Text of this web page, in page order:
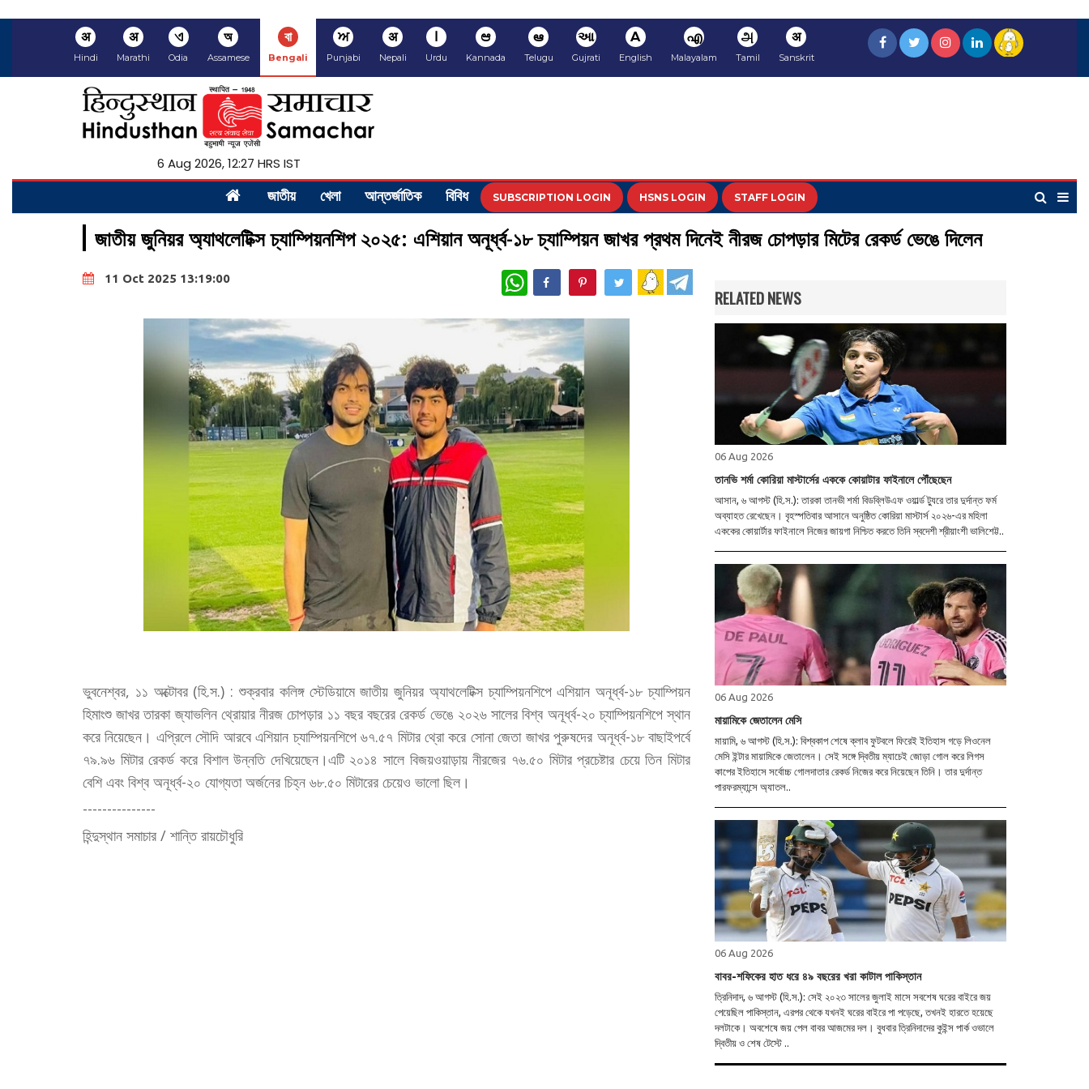
अ
Hindi
अ
Marathi
ଏ
Odia
অ
Assamese
বা
Bengali
ਅ
Punjabi
अ
Nepali
ا
Urdu
ಆ
Kannada
ఆ
Telugu
આ
Gujrati
A
English
എ
Malayalam
அ
Tamil
अ
Sanskrit
6 Aug 2026, 12:27 HRS IST
জাতীয় খেলা আন্তর্জাতিক বিবিধ SUBSCRIPTION LOGIN HSNS LOGIN STAFF LOGIN
জাতীয় জুনিয়র অ্যাথলেটিক্স চ্যাম্পিয়নশিপ ২০২৫: এশিয়ান অনূর্ধ্ব-১৮ চ্যাম্পিয়ন জাখর প্রথম দিনেই নীরজ চোপড়ার মিটের রেকর্ড ভেঙে দিলেন
11 Oct 2025 13:19:00 WhatsApp
ভুবনেশ্বর, ১১ অক্টোবর (হি.স.) : শুক্রবার কলিঙ্গ স্টেডিয়ামে জাতীয় জুনিয়র অ্যাথলেটিক্স চ্যাম্পিয়নশিপে এশিয়ান অনূর্ধ্ব-১৮ চ্যাম্পিয়ন
হিমাংশু জাখর তারকা জ্যাভলিন থ্রোয়ার নীরজ চোপড়ার ১১ বছর বছরের রেকর্ড ভেঙে ২০২৬ সালের বিশ্ব অনূর্ধ্ব-২০ চ্যাম্পিয়নশিপে স্থান
করে নিয়েছেন। এপ্রিলে সৌদি আরবে এশিয়ান চ্যাম্পিয়নশিপে ৬৭.৫৭ মিটার থ্রো করে সোনা জেতা জাখর পুরুষদের অনূর্ধ্ব-১৮ বাছাইপর্বে
৭৯.৯৬ মিটার রেকর্ড করে বিশাল উন্নতি দেখিয়েছেন।এটি ২০১৪ সালে বিজয়ওয়াড়ায় নীরজের ৭৬.৫০ মিটার প্রচেষ্টার চেয়ে তিন মিটার
বেশি এবং বিশ্ব অনূর্ধ্ব-২০ যোগ্যতা অর্জনের চিহ্ন ৬৮.৫০ মিটারের চেয়েও ভালো ছিল।
---------------
হিন্দুস্থান সমাচার / শান্তি রায়চৌধুরি
RELATED NEWS
06 Aug 2026
তানভি শর্মা কোরিয়া মাস্টার্সের এককে কোয়াটার ফাইনালে পৌঁছেছেন
আসান, ৬ আগস্ট (হি.স.): তারকা তানভী শর্মা বিডব্লিউএফ ওয়ার্ল্ড ট্যুরে তার দুর্দান্ত ফর্ম
অব্যাহত রেখেছেন। বৃহস্পতিবার আসানে অনুষ্ঠিত কোরিয়া মাস্টার্স ২০২৬-এর মহিলা
এককের কোয়ার্টার ফাইনালে নিজের জায়গা নিশ্চিত করতে তিনি স্বদেশী শ্রীয়াংশী ভালিশেট্ট..
06 Aug 2026
মায়ামিকে জেতালেন মেসি
মায়ামি, ৬ আগস্ট (হি.স.): বিশ্বকাপ শেষে ক্লাব ফুটবলে ফিরেই ইতিহাস গড়ে লিওনেল
মেসি ইন্টার মায়ামিকে জেতালেন। সেই সঙ্গে দ্বিতীয় ম্যাচেই জোড়া গোল করে লিগস
কাপের ইতিহাসে সর্বোচ্চ গোলদাতার রেকর্ড নিজের করে নিয়েছেন তিনি। তার দুর্দান্ত
পারফরম্যান্সে অ্যাতল..
06 Aug 2026
বাবর-শফিকের হাত ধরে ৪৯ বছরের খরা কাটাল পাকিস্তান
ত্রিনিদাদ, ৬ আগস্ট (হি.স.): সেই ২০২৩ সালের জুলাই মাসে সবশেষ ঘরের বাইরে জয়
পেয়েছিল পাকিস্তান, এরপর থেকে যখনই ঘরের বাইরে পা পড়েছে, তখনই হারতে হয়েছে
দলটাকে। অবশেষে জয় পেল বাবর আজমের দল। বুধবার ত্রিনিদাদের কুইন্স পার্ক ওভালে
দ্বিতীয় ও শেষ টেস্টে ..